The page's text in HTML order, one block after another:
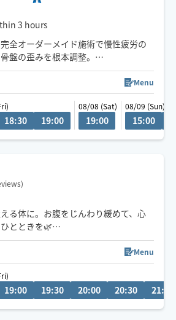
3 hours
全オーダーメイド施術で慢性疲労の
盤の歪みを根本調整。
筋肉を緩めることでバランスが整い
かで疲れにくい体に。
ュール公開中！/
Menu
18:30 19:00
08/08 (Sat)
19:00
08/09 (Sun)
15:00
る体に。お腹をじんわり緩めて、心
とときを🌿
問などございましたら、チャットか
Menu
19:00 19:30 20:00 20:30 21:00